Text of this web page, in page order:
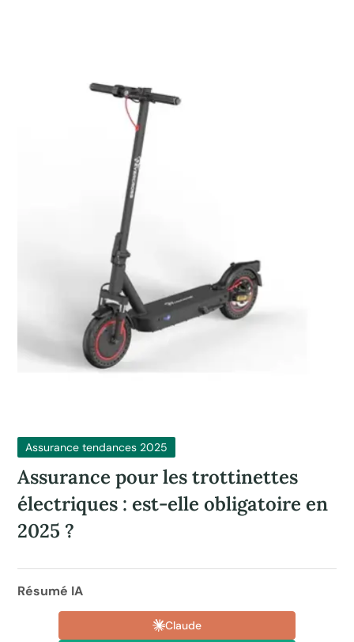
Assurance tendances 2025
Assurance pour les trottinettes
électriques : est-elle obligatoire en
2025 ?
Résumé IA
Claude